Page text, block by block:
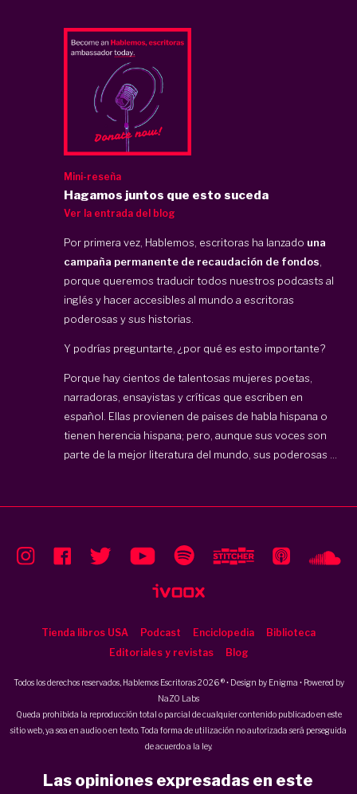
Mini-reseña
Hagamos juntos que esto suceda
Ver la entrada del blog
Por primera vez, Hablemos, escritoras ha lanzado una
campaña permanente de recaudación de fondos
porque queremos traducir todos nuestros podcasts al
inglés y hacer accesibles al mundo a escritoras
poderosas y sus historias.
Y podrías preguntarte, ¿por qué es esto importante?
Porque hay cientos de talentosas mujeres poetas,
narradoras, ensayistas y críticas que escriben en
español. Ellas provienen de paises de habla hispana o
tienen herencia hispana; pero, aunque sus voces son
parte de la mejor literatura del mundo, sus poderosas ...
Tienda libros USA Podcast Enciclopedia
Biblioteca
Editoriales y revistas
Blog
Todos los derechos reservados, Hablemos Escritoras 2026 ® • Design by Enigma • Powered by
NaZO Labs
Queda prohibida la reproducción total o parcial de cualquier contenido publicado en este
sitio web, ya sea en audio o en texto. Toda forma de utilización no autorizada será perseguida
de acuerdo a la ley.
Las opiniones expresadas en este